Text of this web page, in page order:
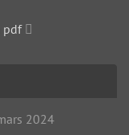
pdf
2024